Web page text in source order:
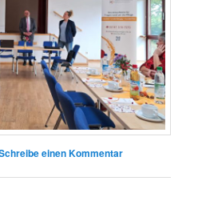
einen Kommentar